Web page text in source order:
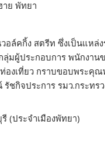
าย พัทยา
อล์คกิ้ง สตรีท ซึ่งเป็นแหล่
มผู้ประกอบการ พนักงาน
งเที่ยว กราบขอบพระคุ
กิจประการ รมว.กระทรว
(ประจำเมืองพัทยา)